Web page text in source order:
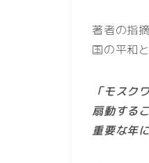
著者の指
国の平和
「モスク
扇動する
重要な年